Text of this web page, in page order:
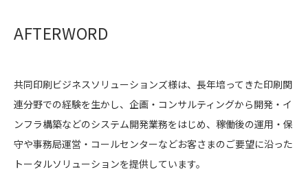
AFTERWORD
共同印刷ビジネスソリューションズ様は、長年培ってきた印刷関
連分野での経験を生かし、企画・コンサルティングから開発・イ
ンフラ構築などのシステム開発業務をはじめ、稼働後の運用・保
守や事務局運営・コールセンターなどお客さまのご要望に沿った
トータルソリューションを提供しています。